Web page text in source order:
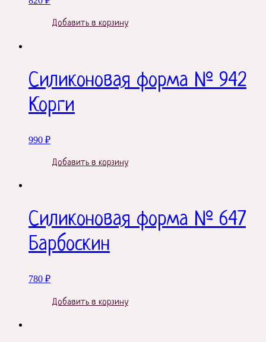
Добавить в корзину
Силиконовая форма № 942
Корги
990 ₽
Добавить в корзину
Силиконовая форма № 647
Барбоскин
780 ₽
Добавить в корзину